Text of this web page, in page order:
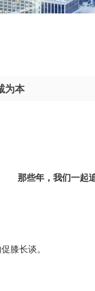
为本
那些年，我们一起
膝长谈。